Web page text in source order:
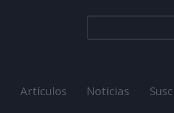
Artículos Noticias